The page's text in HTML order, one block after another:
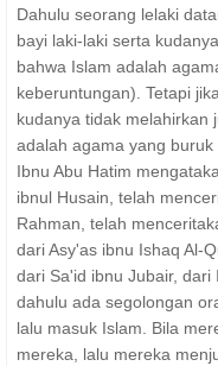
Dahulu seorang lelaki
bayi laki-laki serta
bahwa Islam adalah
keberuntungan). Tetapi
kudanya tidak melahirkan
adalah agama yang buruk
Ibnu Abu Hatim
ibnul Husain, telah
Rahman, telah
dari Asy'as ibnu Ishaq Al-
dari Sa'id ibnu Jubair, dari
dahulu ada segolongan
lalu masuk Islam. Bila
mereka, lalu mereka